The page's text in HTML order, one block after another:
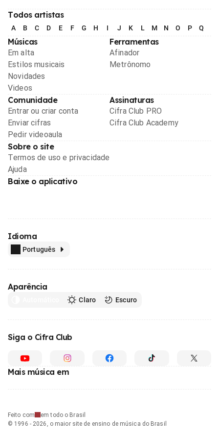
Todos artistas
A B C D E F G H I J K L M N O P Q
Músicas
Em alta
Estilos musicais
Novidades
Videos
Ferramentas
Afinador
Metrônomo
Comunidade
Entrar ou criar conta
Enviar cifras
Pedir videoaula
Assinaturas
Cifra Club PRO
Cifra Club Academy
Sobre o site
Termos de uso e privacidade
Ajuda
Baixe o aplicativo
Idioma
Português
Aparência
Claro Escuro
Siga o Cifra Club
Mais música em
Feito com
em todo o Brasil
© 1996 - 2026, o maior site de ensino de música do Brasil